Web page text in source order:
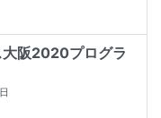
大阪2020プログラ